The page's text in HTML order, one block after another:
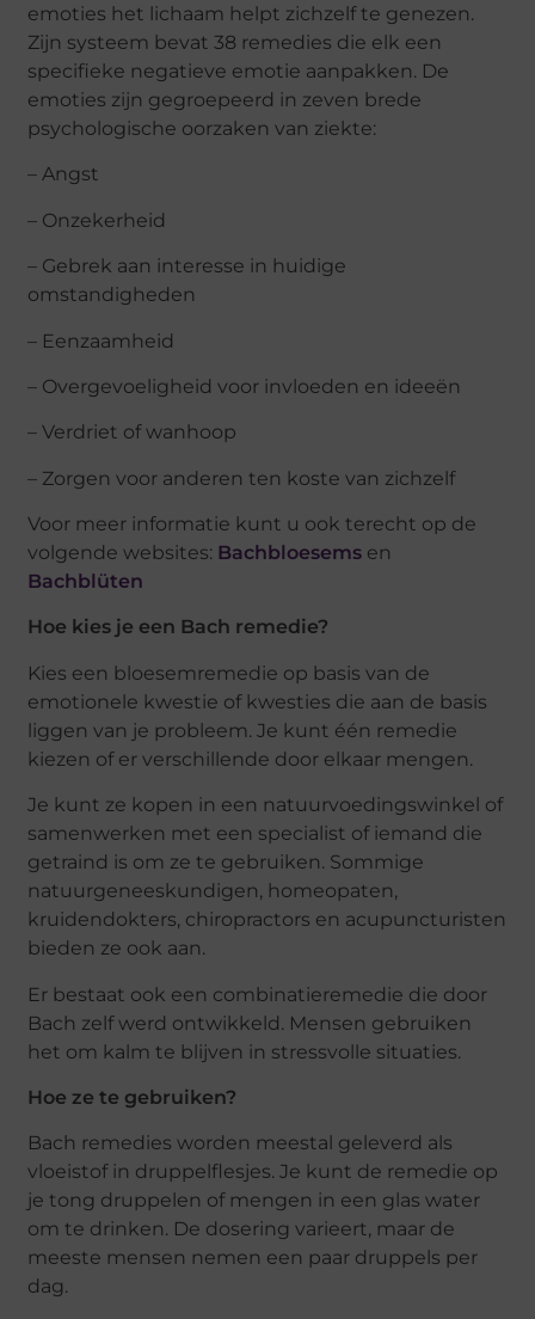
emoties het lichaam helpt zichzelf te genezen.
Zijn systeem bevat 38 remedies die elk een
specifieke negatieve emotie aanpakken. De
emoties zijn gegroepeerd in zeven brede
psychologische oorzaken van ziekte:
– Angst
– Onzekerheid
– Gebrek aan interesse in huidige
omstandigheden
– Eenzaamheid
– Overgevoeligheid voor invloeden en ideeën
– Verdriet of wanhoop
– Zorgen voor anderen ten koste van zichzelf
Voor meer informatie kunt u ook terecht op de
volgende websites: Bachbloesems en
Bachblüten
Hoe kies je een Bach remedie?
Kies een bloesemremedie op basis van de
emotionele kwestie of kwesties die aan de basis
liggen van je probleem. Je kunt één remedie
kiezen of er verschillende door elkaar mengen.
Je kunt ze kopen in een natuurvoedingswinkel of
samenwerken met een specialist of iemand die
getraind is om ze te gebruiken. Sommige
natuurgeneeskundigen, homeopaten,
kruidendokters, chiropractors en acupuncturisten
bieden ze ook aan.
Er bestaat ook een combinatieremedie die door
Bach zelf werd ontwikkeld. Mensen gebruiken
het om kalm te blijven in stressvolle situaties.
Hoe ze te gebruiken?
Bach remedies worden meestal geleverd als
vloeistof in druppelflesjes. Je kunt de remedie op
je tong druppelen of mengen in een glas water
om te drinken. De dosering varieert, maar de
meeste mensen nemen een paar druppels per
dag.